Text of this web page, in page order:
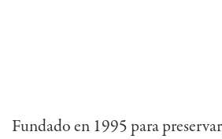
Fundado en 1995 para